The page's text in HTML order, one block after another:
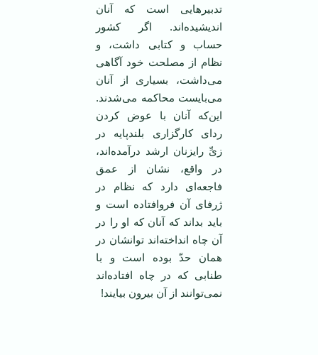
تدبیرهایی است که آنان
اندیشیده‌اند. اگر کشور
حساب و کتابی داشت، و
نظام از مصلحت خود آگاهی
می‌داشت، بسیاری از آنان
می‌بایست محاکمه می‌شدند.
این‌که آنان با عوض کردن
ردای کارگزاری بلندپایه در
زیِّ رایزنان ارشد درآمده‌اند،
در واقع، نشان از عمق
فاجعه‌ای دارد که نظام در
ژرفای آن فروافتاده است و
باید بداند که آنان که او را در
آن چاه انداخته‌اند توانشان در
همان حدّ بوده‌ است و با
طنابی که در چاه افتاده‌اند
نمی‌توانند از آن بیرون بیایند!